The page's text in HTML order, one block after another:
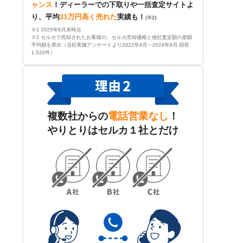
ャンス ！ ディーラーでの下取りや一括査定サイトよ
り、平均31万円高く売れた実績も！ (※2)
※1 2025年8月末時点
※2 セルカで売却されたお客様の、セルカ売却価格と他社査定額の差額
平均額を算出（当社実施アンケートより2022年4月～2024年9月 回答
1,533件）
複数社からの電話営業なし ！
やりとりはセルカ１社とだけ